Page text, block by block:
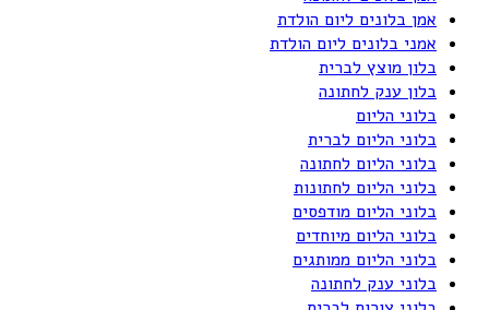
אמן בלונים ליום הולדת
אמני בלונים ליום הולדת
בלון מוצץ לברית
בלון ענק לחתונה
בלוני הליום
בלוני הליום לברית
בלוני הליום לחתונה
בלוני הליום לחתונות
בלוני הליום מודפסים
בלוני הליום מיוחדים
בלוני הליום ממותגים
בלוני ענק לחתונה